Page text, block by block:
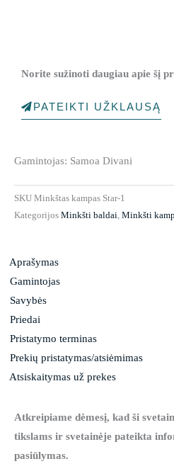
Norite sužinoti daugiau apie šį
PATEIKTI UŽKLAUSĄ
Gamintojas: Samoa Divani
SKU Minkštas kampas Star-1
Kategorijos Minkšti baldai, Minkšti
Aprašymas
Gamintojas
Savybės
Priedai
Pristatymo terminas
Prekių pristatymas/atsiėmimas
Atsiskaitymas už prekes
Atkreipiame dėmesį, kad ši
tikslams ir svetainėje pateikta
pasiūlymas.